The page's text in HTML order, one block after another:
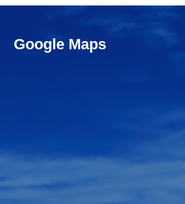
Google Maps